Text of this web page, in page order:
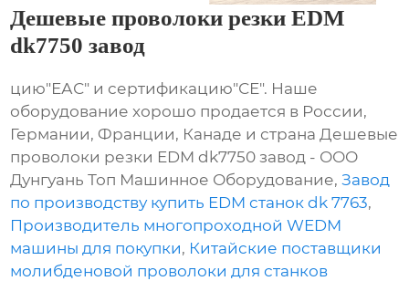
Дешевые проволоки резки EDM
dk7750 завод
цию"ЕАС" и сертификацию"СЕ". Наше
оборудование хорошо продается в России,
Германии, Франции, Канаде и страна Дешевые
проволоки резки EDM dk7750 завод - ООО
Дунгуань Топ Машинное Оборудование,Завод
по производству купить EDM станок dk 7763,
Производитель многопроходной WEDM
машины для покупки, Китайские поставщики
молибденовой проволоки для станков